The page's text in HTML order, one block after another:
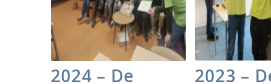
2024 – De 2023 –